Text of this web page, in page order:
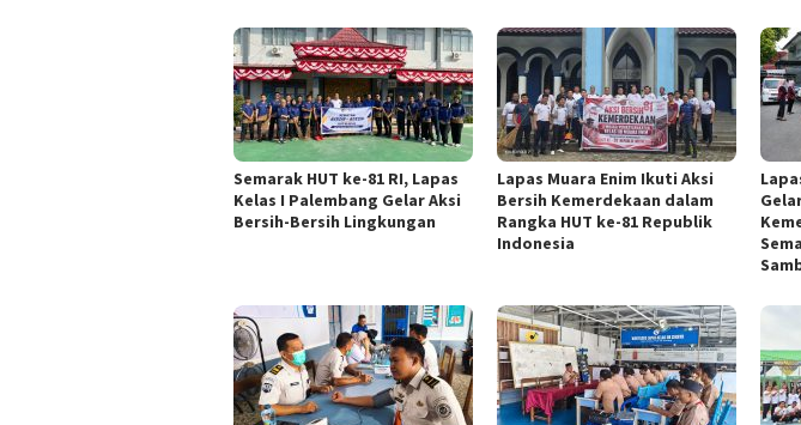
Semarak HUT ke-81 RI, Lapas
Kelas I Palembang Gelar Aksi
Bersih-Bersih Lingkungan
Lapas Muara Enim Ikuti Aksi
Bersih Kemerdekaan dalam
Rangka HUT ke-81 Republik
Indonesia